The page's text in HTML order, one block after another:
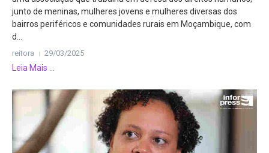
junto de meninas, mulheres jovens e mulheres diversas dos
bairros periféricos e comunidades rurais em Moçambique, com
d...
reitora 29/03/2025
Leia Mais ...